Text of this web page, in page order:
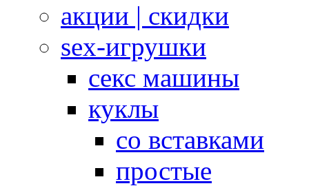
акции | скидки
sex-игрушки
секс машины
куклы
со вставками
простые